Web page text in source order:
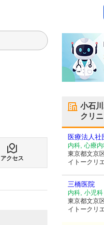
アクセス
小石
クリ
医療法人社
内科, 心療
東京都文京
イトークリ
三橋医院
内科, 小児科
東京都文京
イトークリ